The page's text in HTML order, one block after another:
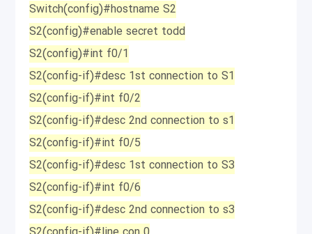
Switch(config)#hostname S2
S2(config)#enable secret todd
S2(config)#int f0/1
S2(config-if)#desc 1st connection to S1
S2(config-if)#int f0/2
S2(config-if)#desc 2nd connection to s1
S2(config-if)#int f0/5
S2(config-if)#desc 1st connection to S3
S2(config-if)#int f0/6
S2(config-if)#desc 2nd connection to s3